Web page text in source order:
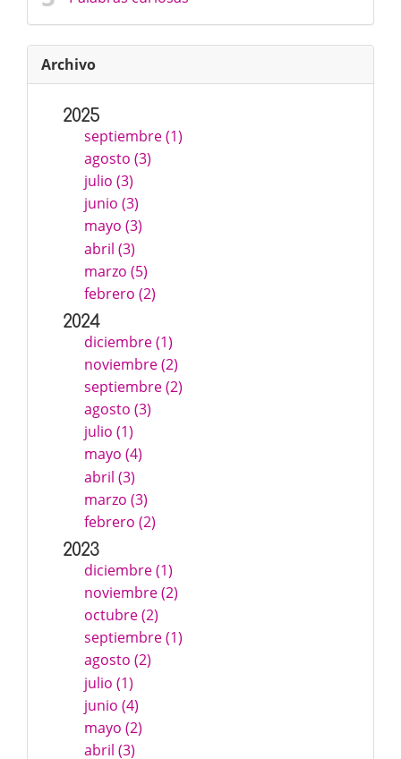
Archivo
2025
septiembre (1)
agosto (3)
julio (3)
junio (3)
mayo (3)
abril (3)
marzo (5)
febrero (2)
2024
diciembre (1)
noviembre (2)
septiembre (2)
agosto (3)
julio (1)
mayo (4)
abril (3)
marzo (3)
febrero (2)
2023
diciembre (1)
noviembre (2)
octubre (2)
septiembre (1)
agosto (2)
julio (1)
junio (4)
mayo (2)
abril (3)